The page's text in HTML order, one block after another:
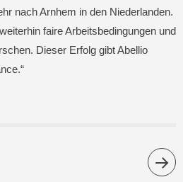
nach Arnhem in den Niederlanden.
faire Arbeitsbedingungen und
Dieser Erfolg gibt Abellio